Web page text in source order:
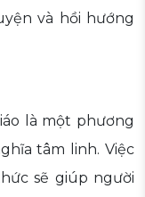
và hồi hướng
là một phương
tâm linh. Việc
sẽ giúp người